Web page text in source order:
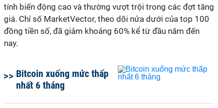
tính biến động cao và thường vượt trội trong các đợt tăng
giá. Chỉ số MarketVector, theo dõi nửa dưới của top 100
đồng tiền số, đã giảm khoảng 60% kể từ đầu năm đến
nay.
Bitcoin xuống mức thấp
nhất 6 tháng